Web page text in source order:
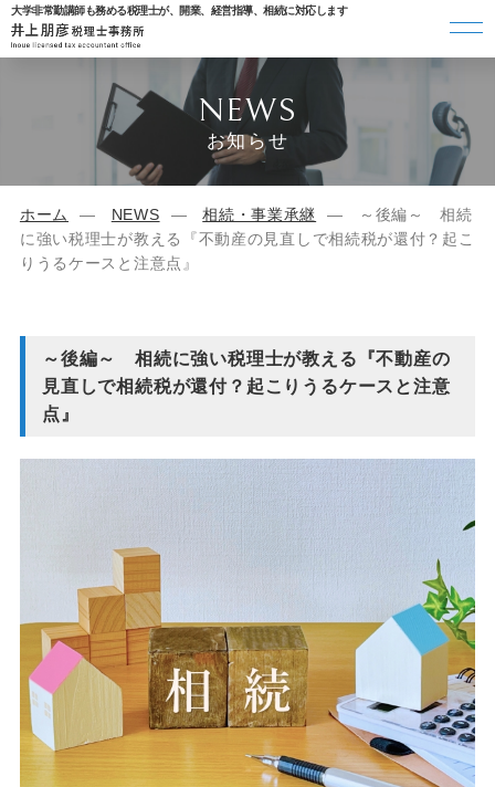
大学非常勤講師も務める税理士が、開業、経営指導、相続に対応します
NEWS
お知らせ
ホーム NEWS 相続・事業承継
～後編～ 相続
に強い税理士が教える『不動産の見直しで相続税が還付？起こ
りうるケースと注意点』
～後編～ 相続に強い税理士が教える『不動産の
見直しで相続税が還付？起こりうるケースと注意
点』